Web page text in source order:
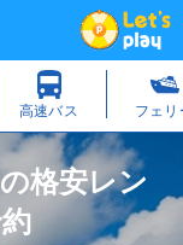
格安レン